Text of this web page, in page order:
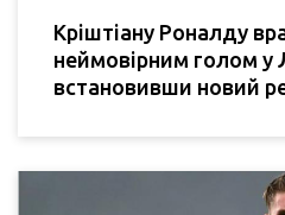
Кріштіану Роналду
неймовірним голом у
встановивши новий